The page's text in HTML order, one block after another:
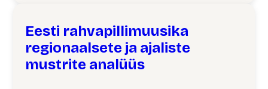
Eesti rahvapillimuusika
regionaalsete ja ajaliste
mustrite analüüs